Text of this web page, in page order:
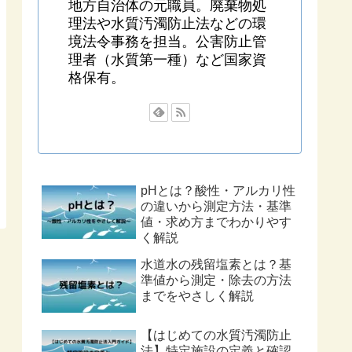
地方自治体の元職員。廃棄物処
理法や水質汚濁防止法などの環
境法令事務を担当。公害防止管
理者（水質第一種）など国家資
格保有。
pHとは？酸性・アルカリ性
の違いから測定方法・基準
値・求め方までわかりやす
く解説
水道水の残留塩素とは？基
準値から測定・除去の方法
までをやさしく解説
【はじめての水質汚濁防止